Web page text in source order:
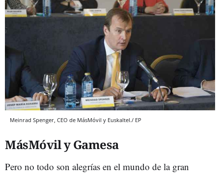
Meinrad Spenger, CEO de MásMóvil y Euskaltel./ EP
MásMóvil y Gamesa
Pero no todo son alegrías en el mundo de la gran